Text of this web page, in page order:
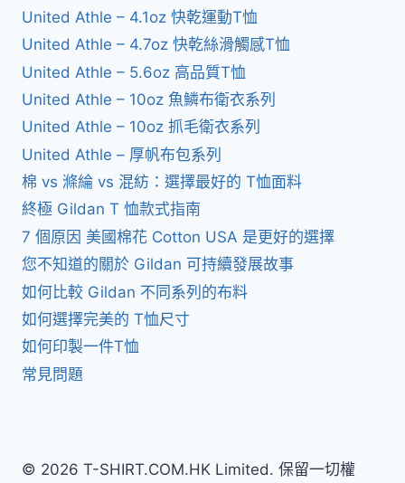
United Athle – 4.1oz 快乾運動T恤
United Athle – 4.7oz 快乾絲滑觸感T恤
United Athle – 5.6oz 高品質T恤
United Athle – 10oz 魚鱗布衛衣系列
United Athle – 10oz 抓毛衛衣系列
United Athle – 厚帆布包系列
棉 vs 滌綸 vs 混紡：選擇最好的 T恤面料
終極 Gildan T 恤款式指南
7 個原因 美國棉花 Cotton USA 是更好的選擇
您不知道的關於 Gildan 可持續發展故事
如何比較 Gildan 不同系列的布料
如何選擇完美的 T恤尺寸
如何印製一件T恤
常見問題
© 2026 T-SHIRT.COM.HK Limited. 保留一切權